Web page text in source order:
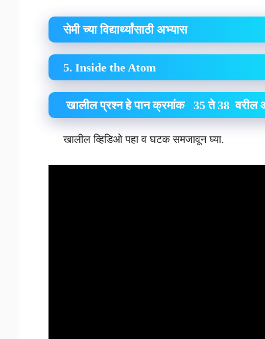
सेमी च्या विद्यार्थ्यांसाठी अभ्यास
5. Inside the Atom
खालील प्रश्न हे पान क्रमांक 35 ते 38
खालील व्हिडिओ पहा व घटक समजावून घ्या.